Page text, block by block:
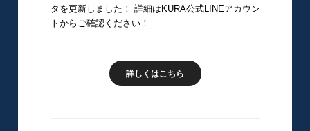
タを更新しました！ 詳細はKURA公式LINEアカウン
トからご確認ください！
詳しくはこちら